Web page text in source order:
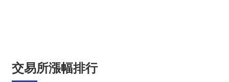
交易所漲幅排行